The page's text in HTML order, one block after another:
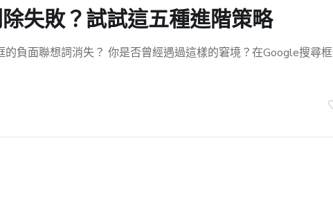
失敗？試試這五種進階策略
負面聯想詞消失？ 你是否曾經遇過這樣的窘境？在Google搜尋框